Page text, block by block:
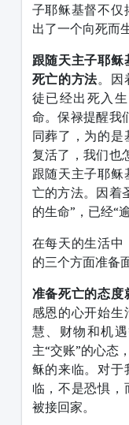
子耶稣基督不仅
出了一个向死而
跟随天主子耶
死亡的方法。因
徒已经出死入
命。保禄提醒我
同葬了，为的是
复活了，我们也
跟随天主子耶
亡的方法。因着
的生命”，已经“
在每天的生活中
的三个方面准备
准备死亡的态度
感恩的心开始生
慧、财物和机
主“交账”的心态
稣的来临。对于
临，不是恐惧
被接回家。